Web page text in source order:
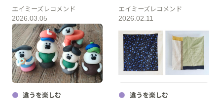
2026.03.05
エイミーズレコメンド
2026.02.11
エイミーズレコメンド
違うを楽しむ 違うを楽しむ